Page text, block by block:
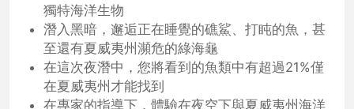
獨特海洋生物
潛入黑暗，邂逅正在睡覺的礁鯊、打盹的魚，甚
至還有夏威夷州瀕危的綠海龜
在這次夜潛中，您將看到的魚類中有超過21%僅
在夏威夷州才能找到
在專家的指導下，體驗在夜空下與夏威夷州海洋